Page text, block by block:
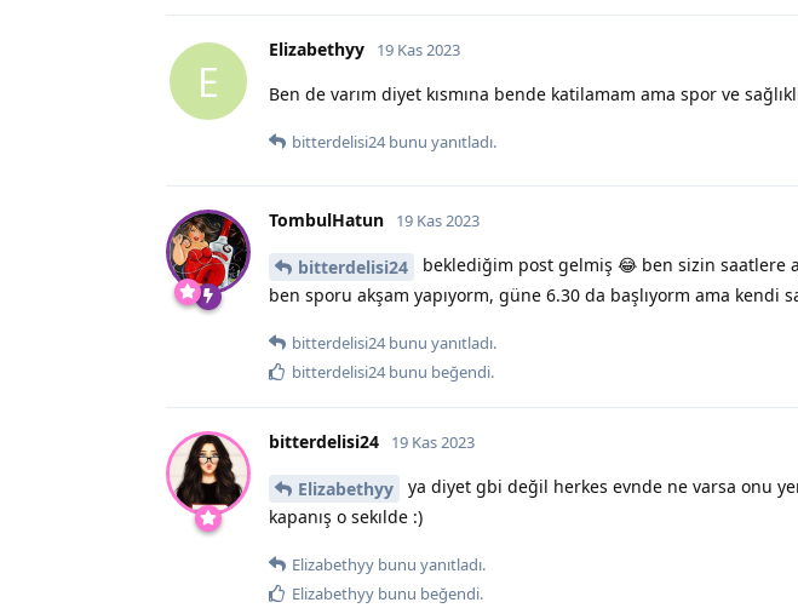
E
Elizabethyy 19 Kas 2023
Ben de varım diyet kısmına bende katilamam ama spor ve
bitterdelisi24bunu yanıtladı.
TombulHatun 19 Kas 2023
bitterdelisi24
beklediğim post gelmiş 😂 ben sizin saatlere
ben sporu akşam yapıyorm, güne 6.30 da başlıyorm ama kendi
bitterdelisi24bunu yanıtladı.
bitterdelisi24bunu beğendi.
bitterdelisi24 19 Kas 2023
Elizabethyy
ya diyet gbi değil herkes evnde ne varsa onu
kapanış o sekılde :)
Elizabethyy bunu yanıtladı.
Elizabethyy bunu beğendi.